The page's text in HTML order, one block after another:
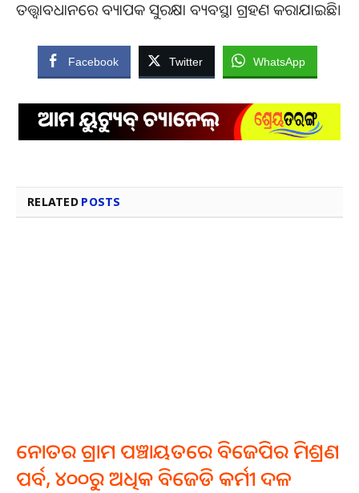
ତତ୍ତ୍ଵାବଧାନରେ ବ୍ୟାପକ ସୁରକ୍ଷା ବ୍ୟବସ୍ଥା ଗ୍ରହଣ କରାଯାଇଛି।
Facebook Twitter WhatsApp
RELATED POSTS
ନୋତର ଗ୍ରାମ ପଞ୍ଚାୟତରେ ବିଜେପିର ମିଶ୍ରଣ
ପର୍ବ, ୪୦୦ରୁ ଅଧିକ ବିଜେଡି କର୍ମୀ ଦଳ